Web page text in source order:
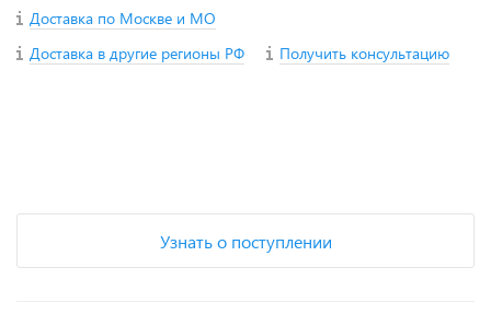
Доставка по Москве и МО
Доставка в другие регионы РФ
Получить консультацию
Узнать о поступлении